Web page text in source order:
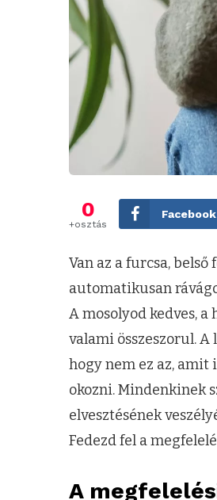
0
+osztás
Facebook
Van az a furcsa,
automatikusan
A mosolyod kedves,
valami összeszorul.
hogy nem ez az, amit
okozni. Mindenkinek
elvesztésének
Fedezd fel a
A